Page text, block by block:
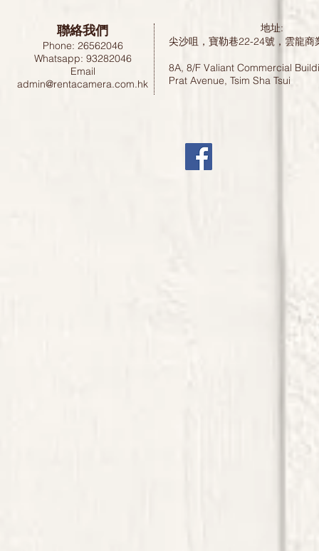
聯絡我們
Phone: 26562046
Whatsapp: 93282046
Email
admin@rentacamera.com.hk
地址:
尖沙咀，寶勒巷22-24號，雲龍
8A, 8/F Valiant Commercial
Prat Avenue, Tsim Sha Tsui